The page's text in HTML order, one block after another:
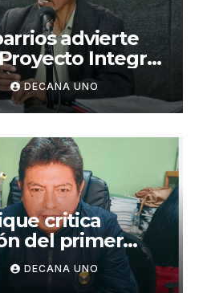
advierte
Integral
para
DECANA UNO
critica
del primer
de Keiko
DECANA UNO